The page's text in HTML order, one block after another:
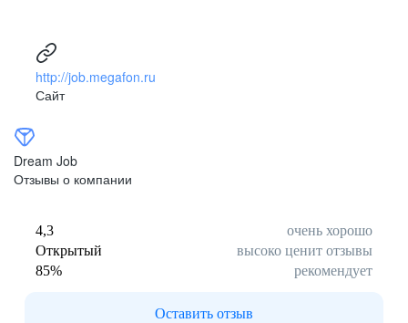
http://job.megafon.ru
Сайт
Dream Job
Отзывы о компании
4,3
очень хорошо
Открытый
высоко ценит отзывы
85% рекомендует
Оставить отзыв